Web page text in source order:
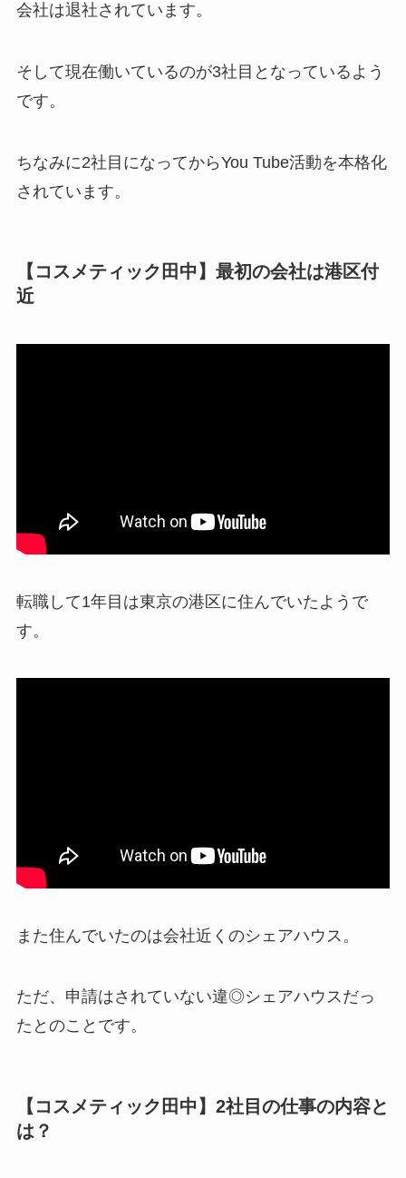
会社は退社されています。
そして現在働いているのが3社目となっているよう
です。
ちなみに2社目になってからYou Tube活動を本格化
されています。
【コスメティック田中】最初の会社は港区付
近
転職して1年目は東京の港区に住んでいたようで
す。
また住んでいたのは会社近くのシェアハウス。
ただ、申請はされていない違◎シェアハウスだっ
たとのことです。
【コスメティック田中】2社目の仕事の内容と
は？